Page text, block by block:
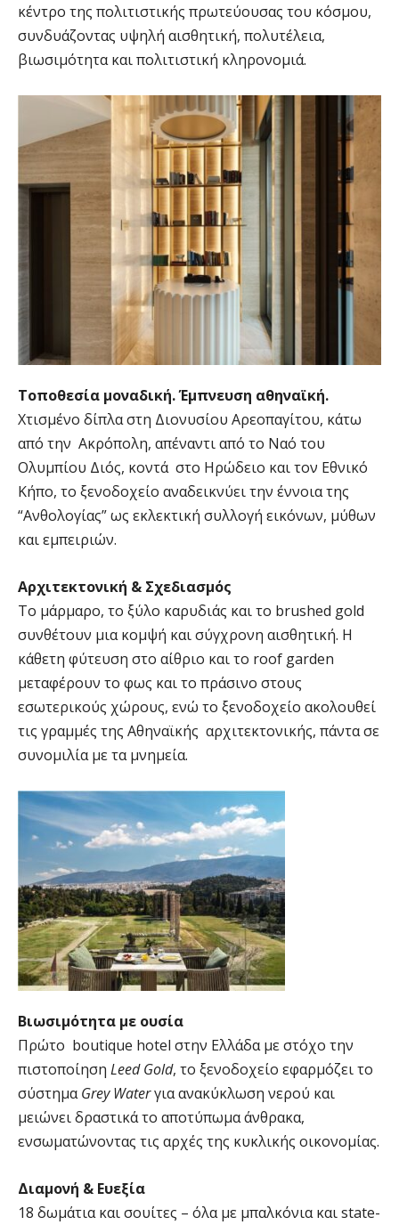
κέντρο της πολιτιστικής πρωτεύουσας του κόσμου,
συνδυάζοντας υψηλή αισθητική, πολυτέλεια,
βιωσιμότητα και πολιτιστική κληρονομιά.
Τοποθεσία μοναδική. Έμπνευση αθηναϊκή.
Χτισμένο δίπλα στη Διονυσίου Αρεοπαγίτου, κάτω
από την Ακρόπολη, απέναντι από το Ναό του
Ολυμπίου Διός, κοντά στο Ηρώδειο και τον Εθνικό
Κήπο, το ξενοδοχείο αναδεικνύει την έννοια της
“Ανθολογίας” ως εκλεκτική συλλογή εικόνων, μύθων
και εμπειριών.
Αρχιτεκτονική & Σχεδιασμός
Το μάρμαρο, το ξύλο καρυδιάς και το brushed gold
συνθέτουν μια κομψή και σύγχρονη αισθητική. Η
κάθετη φύτευση στο αίθριο και το roof garden
μεταφέρουν το φως και το πράσινο στους
εσωτερικούς χώρους, ενώ το ξενοδοχείο ακολουθεί
τις γραμμές της Αθηναϊκής αρχιτεκτονικής, πάντα σε
συνομιλία με τα μνημεία.
Βιωσιμότητα με ουσία
Πρώτο boutique hotel στην Ελλάδα με στόχο την
πιστοποίηση Leed Gold, το ξενοδοχείο εφαρμόζει το
σύστημαGrey Waterγια ανακύκλωση νερού και
μειώνει δραστικά το αποτύπωμα άνθρακα,
ενσωματώνοντας τις αρχές της κυκλικής οικονομίας.
Διαμονή & Ευεξία
18 δωμάτια και σουίτες – όλα με μπαλκόνια και state-